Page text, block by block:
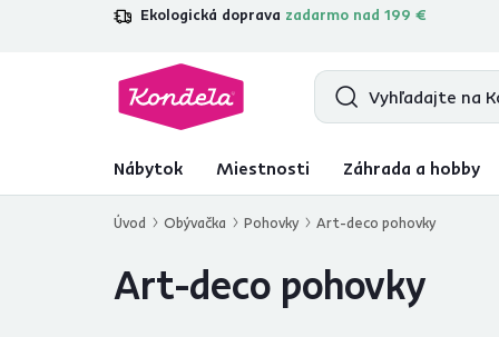
Ekologická doprava zadarmo nad 199 €
4,7 31 285overených produktových
Nábytok Miestnosti Záhrada a hobby
Úvod Obývačka Pohovky Art-deco pohovky
Art-deco pohovky